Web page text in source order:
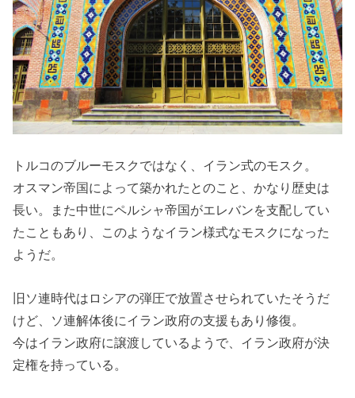
トルコのブルーモスクではなく、イラン式のモスク。
オスマン帝国によって築かれたとのこと、かなり歴史は
長い。また中世にペルシャ帝国がエレバンを支配してい
たこともあり、このようなイラン様式なモスクになった
ようだ。
旧ソ連時代はロシアの弾圧で放置させられていたそうだ
けど、ソ連解体後にイラン政府の支援もあり修復。
今はイラン政府に譲渡しているようで、イラン政府が決
定権を持っている。